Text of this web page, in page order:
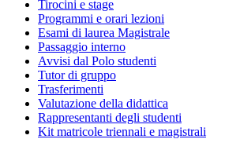
Tirocini e stage
Programmi e orari lezioni
Esami di laurea Magistrale
Passaggio interno
Avvisi dal Polo studenti
Tutor di gruppo
Trasferimenti
Valutazione della didattica
Rappresentanti degli studenti
Kit matricole triennali e magistrali